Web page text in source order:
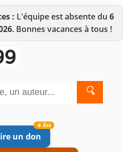
: L'équipe est absente du 6
. Bonnes vacances à tous !
🔍
un don